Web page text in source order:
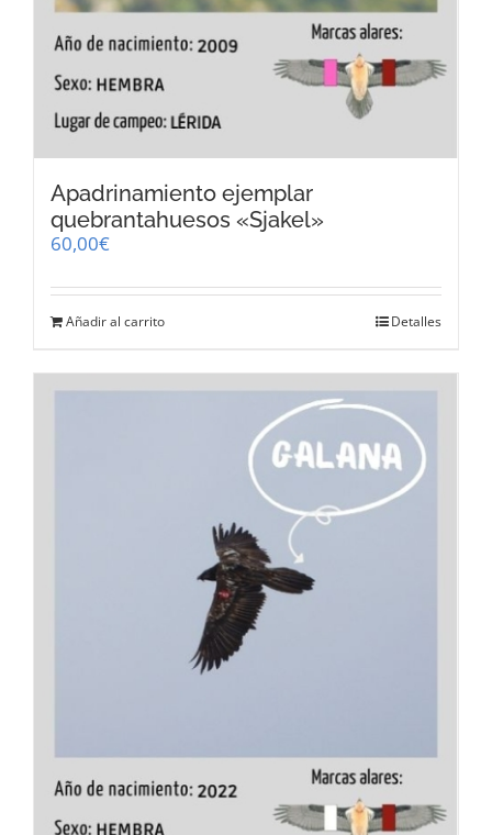
Apadrinamiento ejemplar
quebrantahuesos «Sjakel»
60,00€
Añadir al carrito Detalles